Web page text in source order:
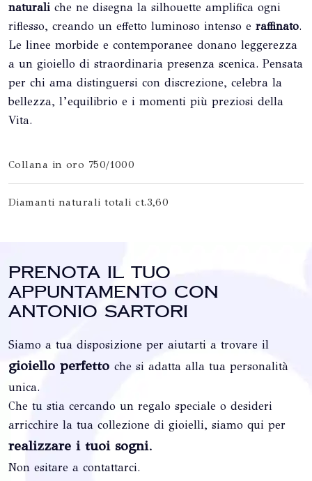
naturali che ne disegna la silhouette amplifica ogni
riflesso, creando un effetto luminoso intenso e raffinato.
Le linee morbide e contemporanee donano leggerezza
a un gioiello di straordinaria presenza scenica. Pensata
per chi ama distinguersi con discrezione, celebra la
bellezza, l’equilibrio e i momenti più preziosi della
Vita.
Collana in oro 750/1000
Diamanti naturali totali ct.3,60
Prenota il tuo
appuntamento con
Antonio Sartori
Siamo a tua disposizione per aiutarti a trovare il
gioiello perfetto che si adatta alla tua personalità
unica.
Che tu stia cercando un regalo speciale o desideri
arricchire la tua collezione di gioielli, siamo qui per
realizzare i tuoi sogni.
Non esitare a contattarci.